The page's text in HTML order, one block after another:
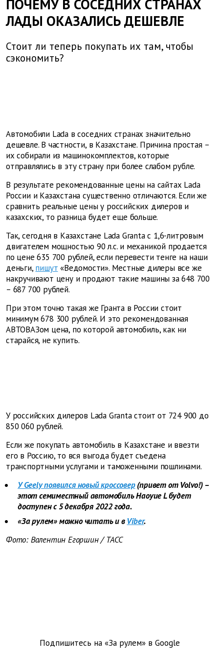
ПОЧЕМУ В СОСЕДНИХ СТРАНАХ
ЛАДЫ ОКАЗАЛИСЬ ДЕШЕВЛЕ
Стоит ли теперь покупать их там, чтобы
сэкономить?
Автомобили Lada в соседних странах значительно
дешевле. В частности, в Казахстане. Причина простая –
их собирали из машинокомплектов, которые
отправлялись в эту страну при более слабом рубле.
В результате рекомендованные цены на сайтах Lada
России и Казахстана существенно отличаются. Если же
сравнить реальные цены у российских дилеров и
казахских, то разница будет еще больше.
Так, сегодня в Казахстане Lada Granta с 1,6-литровым
двигателем мощностью 90 л.с. и механикой продается
по цене 635 700 рублей, если перевести тенге на наши
деньги, пишут «Ведомости». Местные дилеры все же
накручивают цену и продают такие машины за 648 700
– 687 700 рублей.
При этом точно такая же Гранта в России стоит
минимум 678 300 рублей. И это рекомендованная
АВТОВАЗом цена, по которой автомобиль, как ни
старайся, не купить.
У российских дилеров Lada Granta стоит от 724 900 до
850 060 рублей.
Если же покупать автомобиль в Казахстане и ввезти
его в Россию, то вся выгода будет съедена
транспортными услугами и таможенными пошлинами.
У Geely появился новый кроссовер(привет от Volvo!) –
этот семиместный автомобиль Haoyue L будет
доступен с 5 декабря 2022 года.
«За рулем» можно читать и вViber.
Фото: Валентин Егоршин / ТАСС
Подпишитесь на «За рулем» в Google